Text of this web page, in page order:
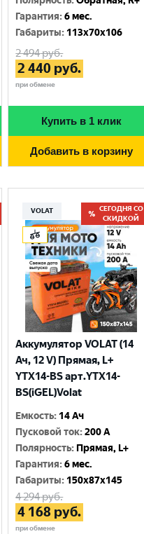
Гарантия:6 мес.
Габариты: 113x70x106
2 494руб.
2 440 руб.
при обмене
Купить в 1 клик
Добавить в корзину
VOLAT
СЕГОДНЯ СО
СКИДКОЙ
Аккумулятор VOLAT (14
Ач, 12 V) Прямая, L+
YTX14-BS арт.YTX14-
BS(iGEL)Volat
Емкость: 14 Ач
Пусковой ток:200 A
Полярность: Прямая, L+
Гарантия:6 мес.
Габариты: 150x87x145
4 294руб.
4 168 руб.
при обмене